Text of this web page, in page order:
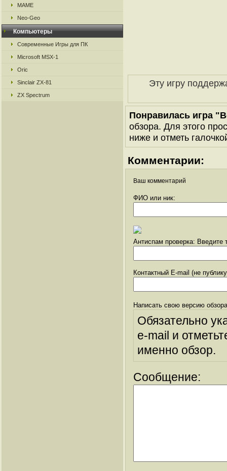
MAME
Neo-Geo
Компьютеры
Современные Игры для ПК
Microsoft MSX-1
Oric
Sinclair ZX-81
ZX Spectrum
Эту игру
Понравилась игра
обзора. Для этого
ниже и отметь
Комментарии:
Ваш комментарий
ФИО или ник:
Антиспам проверка: Введите
Контактный E-mail (не
Написать свою версию
Обязательно
e-mail и
именно обзор.
Сообщение: